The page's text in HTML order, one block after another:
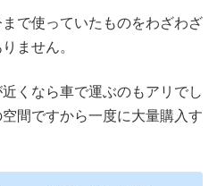
で使っていたものをわざわざ
ません。
くなら車で運ぶのもアリでし
間ですから一度に大量購入す